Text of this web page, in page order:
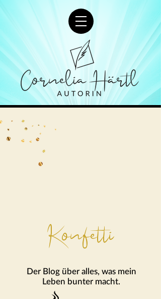
Konfetti
Der Blog über alles, was mein
Leben bunter macht.